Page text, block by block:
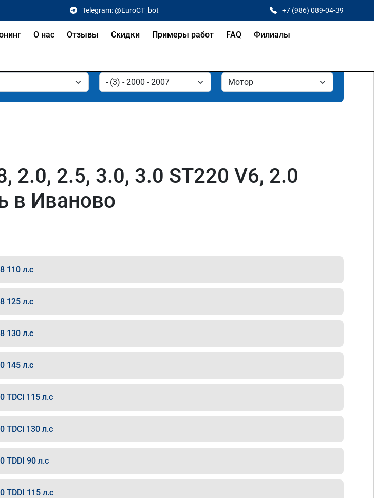
Telegram: @EuroCT_bot +7 (986) 089-04-39
О нас Отзывы Скидки Примеры работ FAQ Филиалы
2.0, 2.5, 3.0, 3.0 ST220 V6, 2.0
в Иваново
110 л.с
125 л.с
130 л.с
145 л.с
TDCi 115 л.с
TDCi 130 л.с
TDDI 90 л.с
TDDI 115 л.с